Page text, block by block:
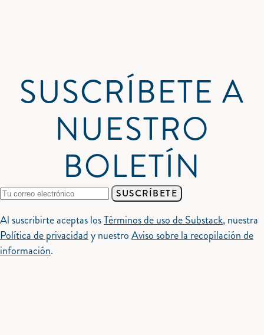
SUSCRÍBETE A
NUESTRO
BOLETÍN
SUSCRÍBETE
Al suscribirte aceptas losTérminos de uso de Substack, nuestra
Política de privacidady nuestroAviso sobre la recopilación de
información.